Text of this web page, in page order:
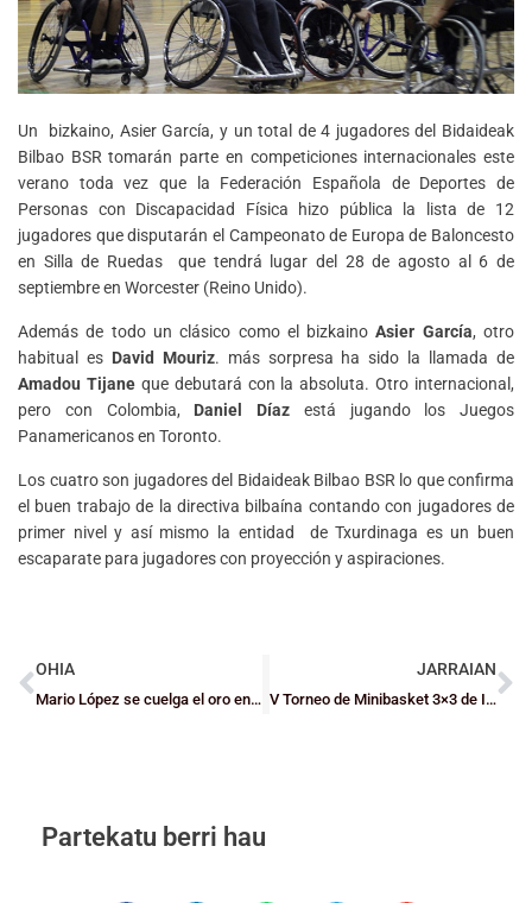
Un bizkaino, Asier García, y un total de 4 jugadores del Bidaideak
Bilbao BSR tomarán parte en competiciones internacionales este
verano toda vez que la Federación Española de Deportes de
Personas con Discapacidad Física hizo pública la lista de 12
jugadores que disputarán el Campeonato de Europa de Baloncesto
en Silla de Ruedas que tendrá lugar del 28 de agosto al 6 de
septiembre en Worcester (Reino Unido).
Además de todo un clásico como el bizkainoAsier García, otro
habitual es David Mouriz. más sorpresa ha sido la llamada de
Amadou Tijaneque debutará con la absoluta. Otro internacional,
pero con Colombia, Daniel Díaz está jugando los Juegos
Panamericanos en Toronto.
Los cuatro son jugadores del Bidaideak Bilbao BSR lo que confirma
el buen trabajo de la directiva bilbaína contando con jugadores de
primer nivel y así mismo la entidad de Txurdinaga es un buen
escaparate para jugadores con proyección y aspiraciones.
OHIA
Mario López se cuelga el oro en el Europeo U18F
JARRAIAN
V Torneo de Minibasket 3×3 de Indar-Saski
Partekatu berri hau